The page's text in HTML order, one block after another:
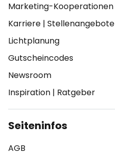
Marketing-Kooperationen
Karriere | Stellenangebote
Lichtplanung
Gutscheincodes
Newsroom
Inspiration | Ratgeber
Seiteninfos
AGB